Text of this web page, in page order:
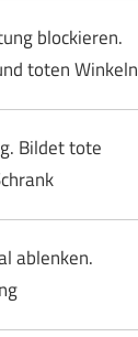
blockieren.
toten Winkeln
Bildet tote
ablenken.